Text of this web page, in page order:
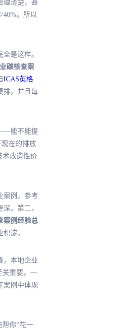
理清楚，甚
40%。所以
是这样。
碳核查案
ICAS英格
排，并且每
能不能提
现在的排放
术改造性价
案例，参考
。第二，
案例经验总
淀。
，本地企业
关重要。一
案例中体现
帮你“花一